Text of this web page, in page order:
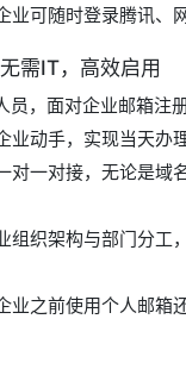
业可随时登录腾讯、
需IT，高效启用
员，面对企业邮箱注
业动手，实现当天办
对一对接，无论是
组织架构与部门分工
业之前使用个人邮